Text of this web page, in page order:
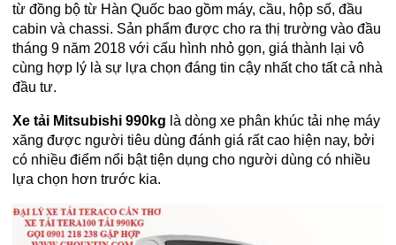
từ đồng bộ từ Hàn Quốc bao gồm máy, cầu, hộp số, đầu
cabin và chassi. Sản phẩm được cho ra thị trường vào đầu
tháng 9 năm 2018 với cấu hình nhỏ gọn, giá thành lại vô
cùng hợp lý là sự lựa chọn đáng tin cậy nhất cho tất cả nhà
đầu tư.
Xe tải Mitsubishi 990kg là dòng xe phân khúc tải nhẹ máy
xăng được người tiêu dùng đánh giá rất cao hiện nay, bởi
có nhiều điểm nổi bật tiện dụng cho người dùng có nhiều
lựa chọn hơn trước kia.